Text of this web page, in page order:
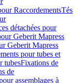
RaccordementsTés
détachées pour
Geberit Mapress
Geberit Mapress
pour tubes et
tubesFixations de
de
assemblages à